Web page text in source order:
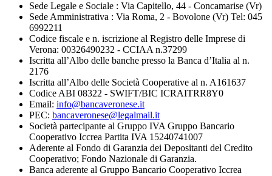
Sede Legale e Sociale : Via Capitello, 44 - Concamarise (Vr)
Sede Amministrativa : Via Roma, 2 - Bovolone (Vr) Tel: 045
6992211
Codice fiscale e n. iscrizione al Registro delle Imprese di
Verona: 00326490232 - CCIAA n.37299
Iscritta all’Albo delle banche presso la Banca d’Italia al n.
2176
Iscritta all’Albo delle Società Cooperative al n. A161637
Codice ABI 08322 - SWIFT/BIC ICRAITRR8Y0
Email: info@bancaveronese.it
PEC: bancaveronese@legalmail.it
Società partecipante al Gruppo IVA Gruppo Bancario
Cooperativo Iccrea Partita IVA 15240741007
Aderente al Fondo di Garanzia dei Depositanti del Credito
Cooperativo; Fondo Nazionale di Garanzia.
Banca aderente al Gruppo Bancario Cooperativo Iccrea